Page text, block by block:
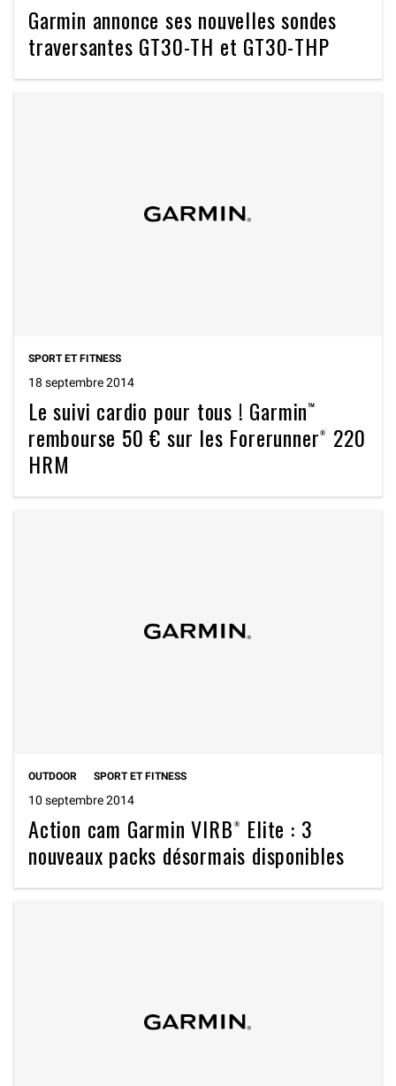
Garmin annonce ses nouvelles sondes
traversantes GT30-TH et GT30-THP
SPORT ET FITNESS
18 septembre 2014
Le suivi cardio pour tous ! Garmin™
rembourse 50 € sur les Forerunner® 220
HRM
OUTDOOR SPORT ET FITNESS
10 septembre 2014
Action cam Garmin VIRB® Elite : 3
nouveaux packs désormais disponibles